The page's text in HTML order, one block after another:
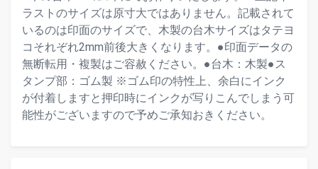
ラストのサイズは原寸大ではありません。記載されて
いるのは印面のサイズで、木製の台木サイズはタテヨ
コそれぞれ2mm前後大きくなります。●印面データの
無断転用・複製はご容赦ください。●台木：木製●ス
タンプ部：ゴム製 ※ゴム印の特性上、余白にインク
が付着しますと押印時にインクが写りこんでしまう可
能性がございますので予めご承知おきください。